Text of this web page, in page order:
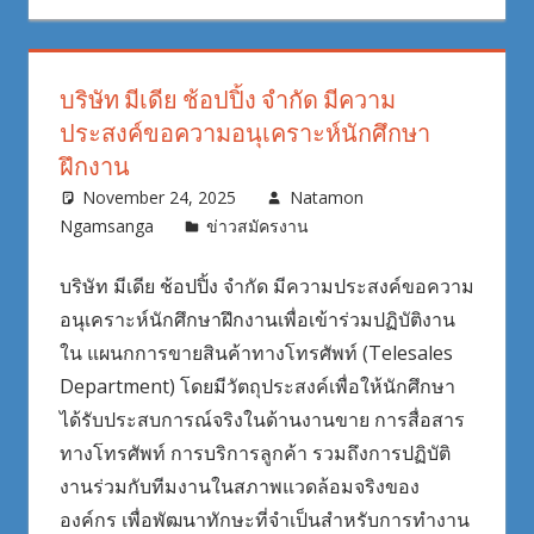
บริษัท มีเดีย ช้อปปิ้ง จำกัด มีความ
ประสงค์ขอความอนุเคราะห์นักศึกษา
ฝึกงาน
November 24, 2025
Natamon
Ngamsanga
ข่าวสมัครงาน
บริษัท มีเดีย ช้อปปิ้ง จำกัด มีความประสงค์ขอความ
อนุเคราะห์นักศึกษาฝึกงานเพื่อเข้าร่วมปฏิบัติงาน
ใน แผนกการขายสินค้าทางโทรศัพท์ (Telesales
Department) โดยมีวัตถุประสงค์เพื่อให้นักศึกษา
ได้รับประสบการณ์จริงในด้านงานขาย การสื่อสาร
ทางโทรศัพท์ การบริการลูกค้า รวมถึงการปฏิบัติ
งานร่วมกับทีมงานในสภาพแวดล้อมจริงของ
องค์กร เพื่อพัฒนาทักษะที่จำเป็นสำหรับการทำงาน